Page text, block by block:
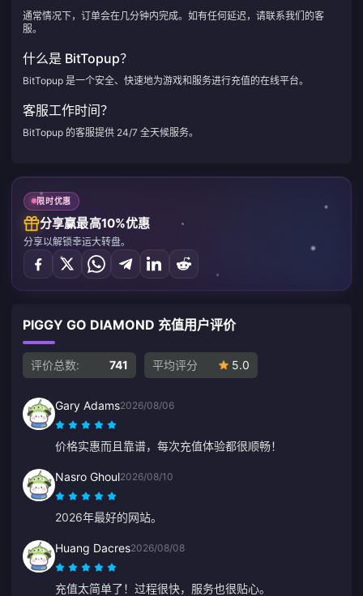
通常情况下，订单会在几分钟内完成。如有任何延迟，请联系我们的客
服。
什么是 BitTopup？
BitTopup 是一个安全、快速地为游戏和服务进行充值的在线平台。
客服工作时间？
BitTopup 的客服提供 24/7 全天候服务。
限时优惠
分享赢最高10%优惠
分享以解锁幸运大转盘。
PIGGY GO DIAMOND 充值用户评价
评价总数: 741 平均评分 5.0
Gary Adams2026/08/06
价格实惠而且靠谱，每次充值体验都很顺畅！
Nasro Ghoul2026/08/10
2026年最好的网站。
Huang Dacres2026/08/08
充值太简单了！过程很快，服务也很贴心。